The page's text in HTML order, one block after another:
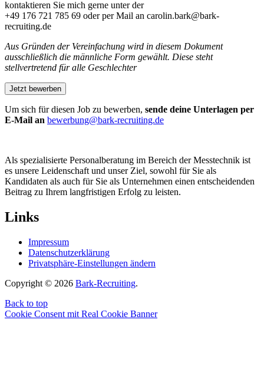
kontaktieren Sie mich gerne unter der
+49 176 721 785 69 oder per Mail an carolin.bark@bark-
recruiting.de
Aus Gründen der Vereinfachung wird in diesem Dokument
ausschließlich die männliche Form gewählt. Diese steht
stellvertretend für alle Geschlechter
Um sich für diesen Job zu bewerben, sende deine Unterlagen per
E-Mail an bewerbung@bark-recruiting.de
Als spezialisierte Personalberatung im Bereich der Messtechnik ist
es unsere Leidenschaft und unser Ziel, sowohl für Sie als
Kandidaten als auch für Sie als Unternehmen einen entscheidenden
Beitrag zu Ihrem langfristigen Erfolg zu leisten.
Links
Impressum
Datenschutzerklärung
Privatsphäre-Einstellungen ändern
Copyright © 2026 Bark-Recruiting.
Back to top
Cookie Consent mit Real Cookie Banner